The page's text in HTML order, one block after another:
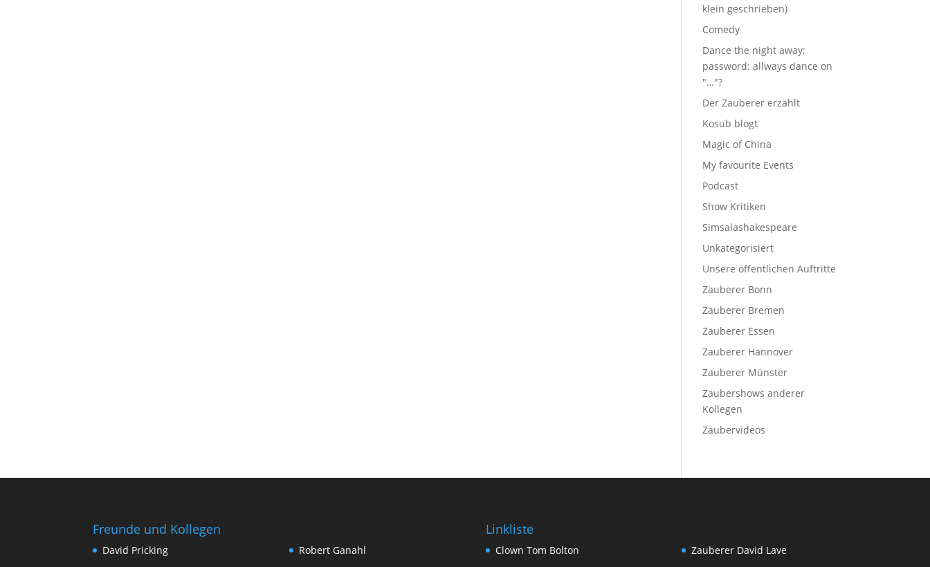
klein geschrieben)
Comedy
Dance the night away;
password: allways dance on
"…"?
Der Zauberer erzählt
Kosub blogt
Magic of China
My favourite Events
Podcast
Show Kritiken
Simsalashakespeare
Unkategorisiert
Unsere öffentlichen Auftritte
Zauberer Bonn
Zauberer Bremen
Zauberer Essen
Zauberer Hannover
Zauberer Münster
Zaubershows anderer
Kollegen
Zaubervideos
Freunde und Kollegen
David Pricking
Robert Ganahl
Linkliste
Clown Tom Bolton
Zauberer David Lave